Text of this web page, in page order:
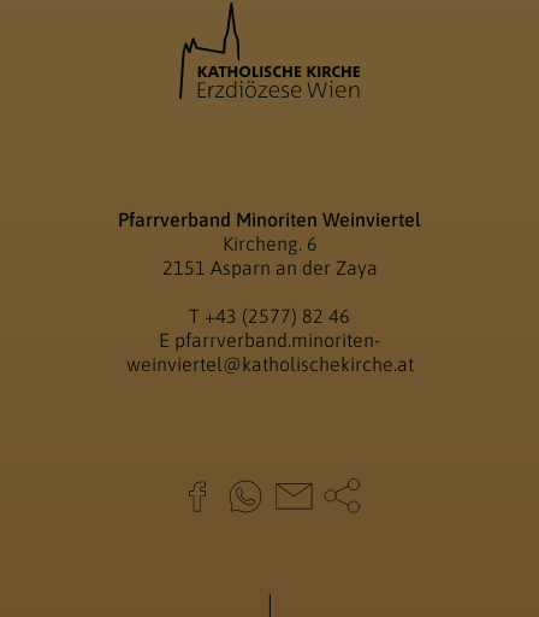
Pfarrverband Minoriten Weinviertel
Kircheng. 6
2151 Asparn an der Zaya
T +43 (2577) 82 46
E pfarrverband.minoriten-
weinviertel@katholischekirche.at